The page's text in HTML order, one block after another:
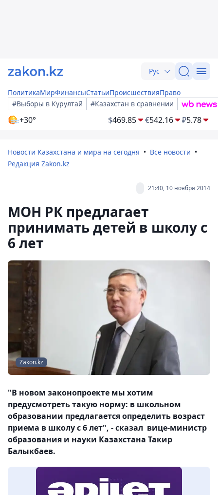
Рус
ПолитикаМирФинансыСтатьиПроисшествияПраво
#Выборы в Курултай
#Казахстан в сравнении
+30° $469.85 €542.16 ₽5.78
Новости Казахстана и мира на сегодня
Все новости
Редакция Zakon.kz
21:40, 10 ноября 2014
МОН РК предлагает
принимать детей в школу с
6 лет
Zakon.kz
"В новом законопроекте мы хотим
предусмотреть такую норму: в школьном
образовании предлагается определить возраст
приема в школу с 6 лет", - сказал вице-министр
образования и науки Казахстана Такир
Балыкбаев.